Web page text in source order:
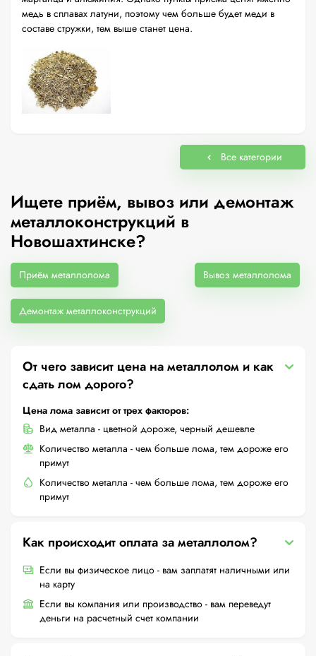
медь в сплавах латуни, поэтому чем больше будет меди в
составе стружки, тем выше станет цена.
Все категории
Ищете приём, вывоз или демонтаж
металлоконструкций в
Новошахтинске?
Приём металлолома Вывоз металлолома
Демонтаж металлоконструкций
От чего зависит цена на металлолом и как
сдать лом дорого?
Цена лома зависит от трех факторов:
Вид металла - цветной дороже, черный дешевле
Количество металла - чем больше лома, тем дороже его
примут
Количество металла - чем больше лома, тем дороже его
примут
Как происходит оплата за металлолом?
Если вы физическое лицо - вам заплатят наличными или
на карту
Если вы компания или производство - вам переведут
деньги на расчетный счет компании